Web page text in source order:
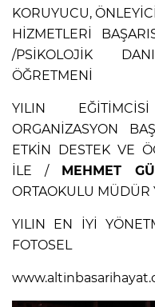
KORUYUCU,
HİZMETLERİ
/PSİKOLOJİK
ÖĞRETMENİ
YILIN
ORGANİZASYON
ETKİN DESTEK VE
İLE /
MEHMET
ORTAOKULU MÜDÜR
YILIN EN İYİ
FOTOSEL